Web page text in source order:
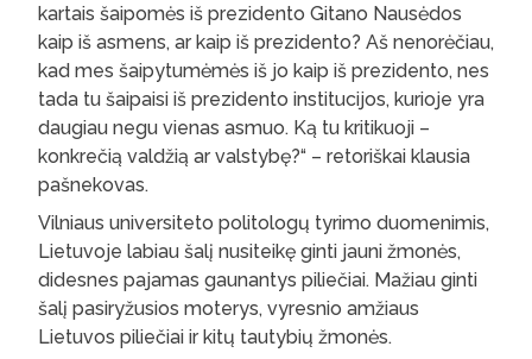
kartais šaipomės iš prezidento Gitano Nausėdos
kaip iš asmens, ar kaip iš prezidento? Aš nenorėčiau,
kad mes šaipytumėmės iš jo kaip iš prezidento, nes
tada tu šaipaisi iš prezidento institucijos, kurioje yra
daugiau negu vienas asmuo. Ką tu kritikuoji –
konkrečią valdžią ar valstybę?“ – retoriškai klausia
pašnekovas.
Vilniaus universiteto politologų tyrimo duomenimis,
Lietuvoje labiau šalį nusiteikę ginti jauni žmonės,
didesnes pajamas gaunantys piliečiai. Mažiau ginti
šalį pasiryžusios moterys, vyresnio amžiaus
Lietuvos piliečiai ir kitų tautybių žmonės.